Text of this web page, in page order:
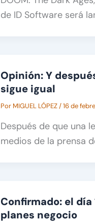
de ID Software será
Opinión: Y
sigue igual
Por MIGUEL LÓPEZ/16 de
Después de que una
medios de la prensa
Confirmado: el día
planes negocio